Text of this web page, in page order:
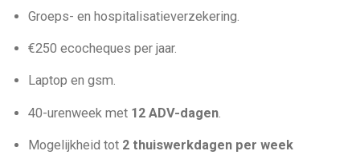
Groeps- en hospitalisatieverzekering.
€250 ecocheques per jaar.
Laptop en gsm.
40-urenweek met 12 ADV-dagen.
Mogelijkheid tot 2 thuiswerkdagen per week